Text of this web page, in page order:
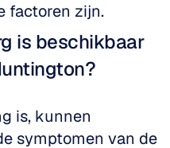
factoren zijn.
is beschikbaar
is, kunnen
symptomen van de